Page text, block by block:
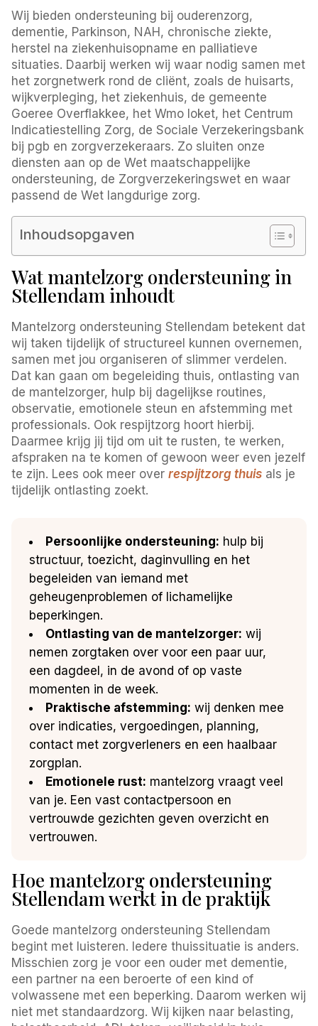
Wij bieden ondersteuning bij ouderenzorg,
dementie, Parkinson, NAH, chronische ziekte,
herstel na ziekenhuisopname en palliatieve
situaties. Daarbij werken wij waar nodig samen met
het zorgnetwerk rond de cliënt, zoals de huisarts,
wijkverpleging, het ziekenhuis, de gemeente
Goeree Overflakkee, het Wmo loket, het Centrum
Indicatiestelling Zorg, de Sociale Verzekeringsbank
bij pgb en zorgverzekeraars. Zo sluiten onze
diensten aan op de Wet maatschappelijke
ondersteuning, de Zorgverzekeringswet en waar
passend de Wet langdurige zorg.
Inhoudsopgaven
Wat mantelzorg ondersteuning in
Stellendam inhoudt
Mantelzorg ondersteuning Stellendam betekent dat
wij taken tijdelijk of structureel kunnen overnemen,
samen met jou organiseren of slimmer verdelen.
Dat kan gaan om begeleiding thuis, ontlasting van
de mantelzorger, hulp bij dagelijkse routines,
observatie, emotionele steun en afstemming met
professionals. Ook respijtzorg hoort hierbij.
Daarmee krijg jij tijd om uit te rusten, te werken,
afspraken na te komen of gewoon weer even jezelf
te zijn. Lees ook meer overrespijtzorg thuis als je
tijdelijk ontlasting zoekt.
Persoonlijke ondersteuning: hulp bij
structuur, toezicht, daginvulling en het
begeleiden van iemand met
geheugenproblemen of lichamelijke
beperkingen.
Ontlasting van de mantelzorger: wij
nemen zorgtaken over voor een paar uur,
een dagdeel, in de avond of op vaste
momenten in de week.
Praktische afstemming: wij denken mee
over indicaties, vergoedingen, planning,
contact met zorgverleners en een haalbaar
zorgplan.
Emotionele rust: mantelzorg vraagt veel
van je. Een vast contactpersoon en
vertrouwde gezichten geven overzicht en
vertrouwen.
Hoe mantelzorg ondersteuning
Stellendam werkt in de praktijk
Goede mantelzorg ondersteuning Stellendam
begint met luisteren. Iedere thuissituatie is anders.
Misschien zorg je voor een ouder met dementie,
een partner na een beroerte of een kind of
volwassene met een beperking. Daarom werken wij
niet met standaardzorg. Wij kijken naar belasting,